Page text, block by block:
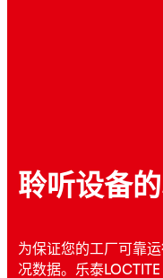
聆听设备
为保证您的工厂可靠
况数据。乐泰